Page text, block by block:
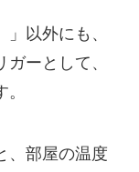
以外にも、
ガーとして、
、部屋の温度